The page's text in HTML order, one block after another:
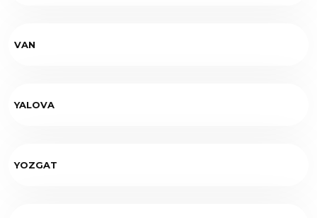
VAN
YALOVA
YOZGAT